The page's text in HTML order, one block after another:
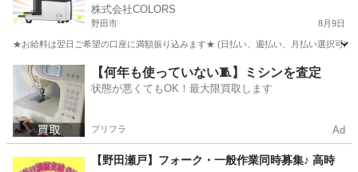
株式会社COLORS
野田市 8月9日
★お給料は翌日ご希望の口座に満額振り込みます★ (日払い、週払い、月払い選択可
千葉 野田市 倉庫 時給
【何年も使っていない🧵】ミシンを査定
状態が悪くてもOK！最大限買取します
プリフラ Ad
【野田瀬戸】フォーク・一般作業同時募集♪ 高時